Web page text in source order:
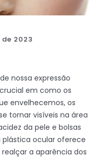
2023
nossa expressão
em como os
envelhecemos, os
tornar visíveis na área
da pele e bolsas
plástica ocular oferece
a aparência dos